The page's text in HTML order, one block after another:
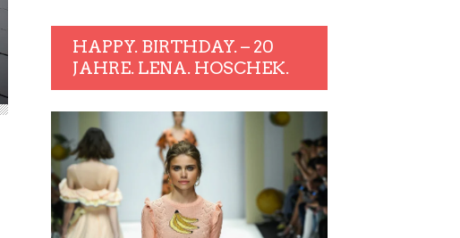
Die Dorfkirchen – Von außen schön, im inneren triste Veranstaltungen.
HAPPY. BIRTHDAY. – 20
JAHRE. LENA. HOSCHEK.